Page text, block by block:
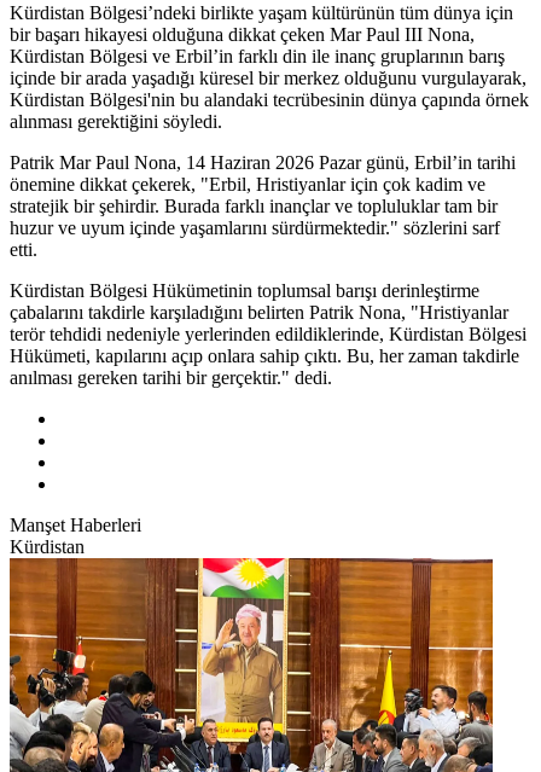
Kürdistan Bölgesi’ndeki birlikte yaşam kültürünün tüm dünya için
bir başarı hikayesi olduğuna dikkat çeken Mar Paul III Nona,
Kürdistan Bölgesi ve Erbil’in farklı din ile inanç gruplarının barış
içinde bir arada yaşadığı küresel bir merkez olduğunu vurgulayarak,
Kürdistan Bölgesi'nin bu alandaki tecrübesinin dünya çapında örnek
alınması gerektiğini söyledi.
Patrik Mar Paul Nona, 14 Haziran 2026 Pazar günü, Erbil’in tarihi
önemine dikkat çekerek, "Erbil, Hristiyanlar için çok kadim ve
stratejik bir şehirdir. Burada farklı inançlar ve topluluklar tam bir
huzur ve uyum içinde yaşamlarını sürdürmektedir." sözlerini sarf
etti.
Kürdistan Bölgesi Hükümetinin toplumsal barışı derinleştirme
çabalarını takdirle karşıladığını belirten Patrik Nona, "Hristiyanlar
terör tehdidi nedeniyle yerlerinden edildiklerinde, Kürdistan Bölgesi
Hükümeti, kapılarını açıp onlara sahip çıktı. Bu, her zaman takdirle
anılması gereken tarihi bir gerçektir." dedi.
Manşet Haberleri
Kürdistan